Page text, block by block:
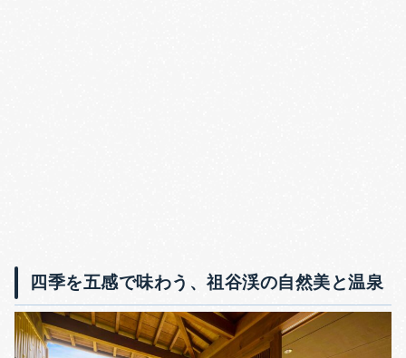
四季を五感で味わう、祖谷渓の自然美と温泉